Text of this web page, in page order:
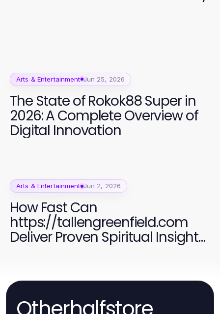
Arts & Entertainment Jun 25, 2026
The State of Rokok88 Super in
2026: A Complete Overview of
Digital Innovation
Arts & Entertainment Jun 2, 2026
How Fast Can
https://tallengreenfield.com
Deliver Proven Spiritual Insights